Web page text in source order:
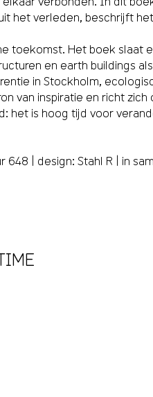
het verleden, beschrijft
toekomst. Het boek slaat
en earth buildings
in Stockholm,
van inspiratie en richt
het is hoog tijd voor
| design: Stahl R | in